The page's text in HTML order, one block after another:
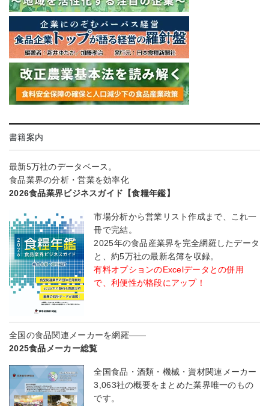
書籍案内
最新5万社のデータベース。
食品業界の分析・営業を効率化
2026食品業界ビジネスガイド【食糧年鑑】
市場分析から営業リスト作成まで、これ一
冊で完結。
2025年の食品産業界を完全網羅したデータ
と、約5万社の最新名簿を収録。
有料オプションのExcelデータとの併用
で、利便性が格段にアップ！
全国の食品関連メーカーを網羅――
2025食品メーカー総覧
全国食品・酒類・機械・資材関連メーカー
3,063社の概要をまとめた業界唯一のもの
です。